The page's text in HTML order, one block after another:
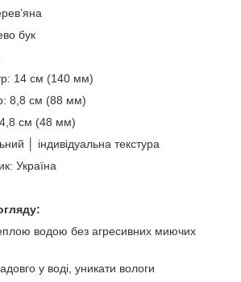
бук
14 см (140 мм)
8,8 см (88 мм)
4,8 см (48 мм)
│ індивідуальна текстура
Україна
водою без агресивних миючих
у воді, уникати вологи